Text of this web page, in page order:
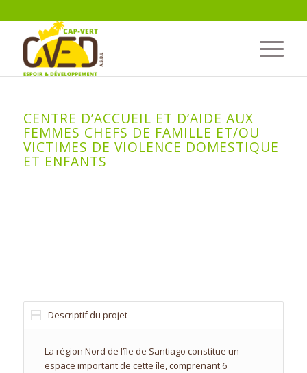
CENTRE D’ACCUEIL ET D’AIDE AUX
FEMMES CHEFS DE FAMILLE ET/OU
VICTIMES DE VIOLENCE DOMESTIQUE
ET ENFANTS
Descriptif du projet
La région Nord de l’île de Santiago constitue un
espace important de cette île, comprenant 6